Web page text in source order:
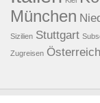
München
Sizilien Stuttgart
Zugreisen Österreich